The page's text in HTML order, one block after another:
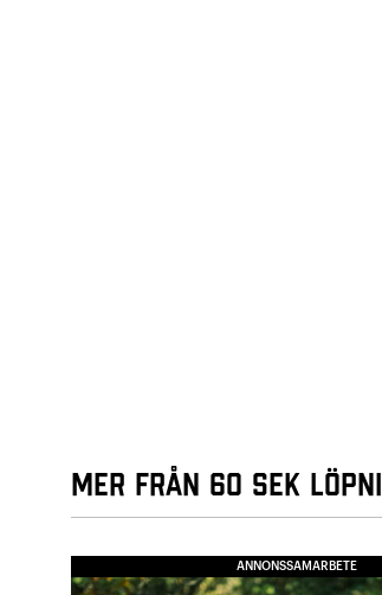
Mer från 60 sek
ANNONSSAMARBETE